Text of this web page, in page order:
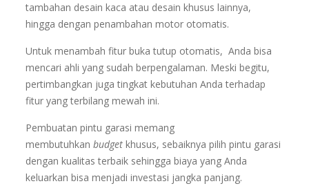
tambahan desain kaca atau desain khusus lainnya,
hingga dengan penambahan motor otomatis.
Untuk menambah fitur buka tutup otomatis, Anda bisa
mencari ahli yang sudah berpengalaman. Meski begitu,
pertimbangkan juga tingkat kebutuhan Anda terhadap
fitur yang terbilang mewah ini.
Pembuatan pintu garasi memang
membutuhkanbudget khusus, sebaiknya pilih pintu garasi
dengan kualitas terbaik sehingga biaya yang Anda
keluarkan bisa menjadi investasi jangka panjang.